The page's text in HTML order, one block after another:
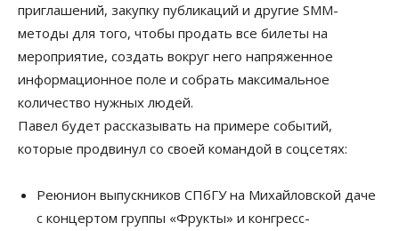
приглашений, закупку публикаций и другие SMM-
методы для того, чтобы продать все билеты на
мероприятие, создать вокруг него напряженное
информационное поле и собрать максимальное
количество нужных людей.
Павел будет рассказывать на примере событий,
которые продвинул со своей командой в соцсетях:
Реюнион выпускников СПбГУ на Михайловской даче
с концертом группы «Фрукты» и конгресс-